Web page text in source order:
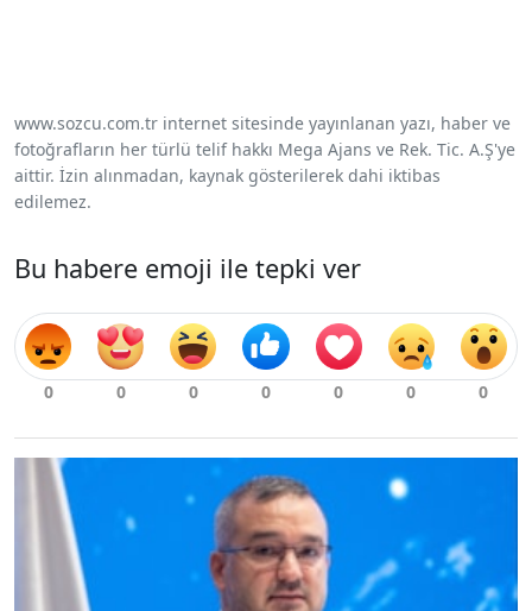
www.sozcu.com.tr internet sitesinde yayınlanan yazı, haber ve
fotoğrafların her türlü telif hakkı Mega Ajans ve Rek. Tic. A.Ş'ye
aittir. İzin alınmadan, kaynak gösterilerek dahi iktibas
edilemez.
Bu habere emoji ile tepki ver